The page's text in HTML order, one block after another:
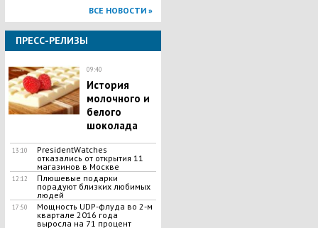
ВСЕ НОВОСТИ »
ПРЕСС-РЕЛИЗЫ
09:40
История
молочного и
белого
шоколада
13:10
PresidentWatches
отказались от открытия 11
магазинов в Москве
12:12
Плюшевые подарки
порадуют близких любимых
людей
17:50
Мощность UDP-флуда во 2-м
квартале 2016 года
выросла на 71 процент